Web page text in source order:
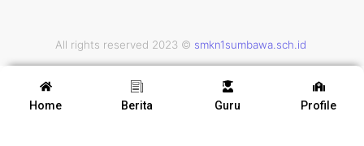
All rights reserved 2023 © smkn1sumbawa.sch.id
Home Berita Guru Profile